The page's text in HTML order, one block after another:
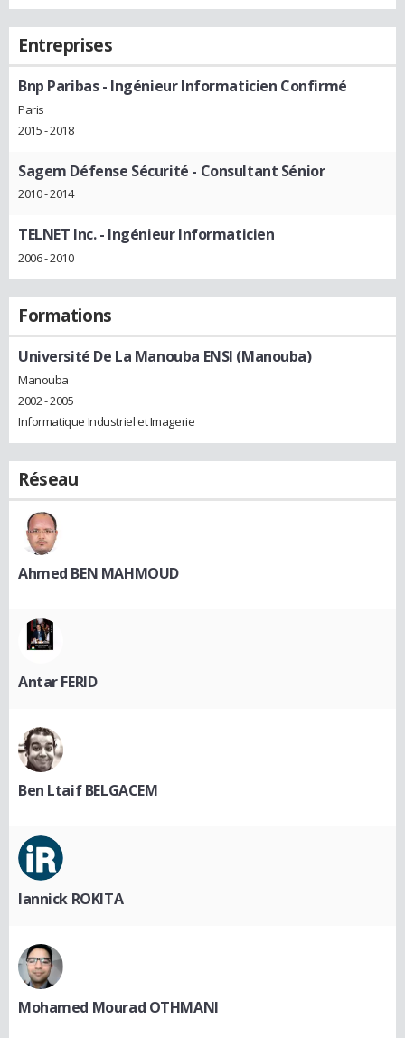
Entreprises
Bnp Paribas- Ingénieur Informaticien Confirmé
Paris
2015 - 2018
Sagem Défense Sécurité - Consultant Sénior
2010 - 2014
TELNET Inc.- Ingénieur Informaticien
2006 - 2010
Formations
Université De La Manouba ENSI (Manouba)
Manouba
2002 - 2005
Informatique Industriel et Imagerie
Réseau
Ahmed BEN MAHMOUD
Antar FERID
Ben Ltaif BELGACEM
Iannick ROKITA
Mohamed Mourad OTHMANI